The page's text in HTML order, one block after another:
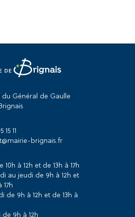
du Général de Gaulle
15 11
brignais.fr
10h à 12h et de 13h à 17h
au jeudi de 9h à 12h et
17h
de 9h à 12h et de 13h à
9h à 12h